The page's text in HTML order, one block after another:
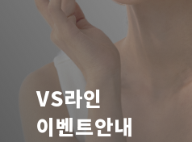
VS라인
이벤트안내